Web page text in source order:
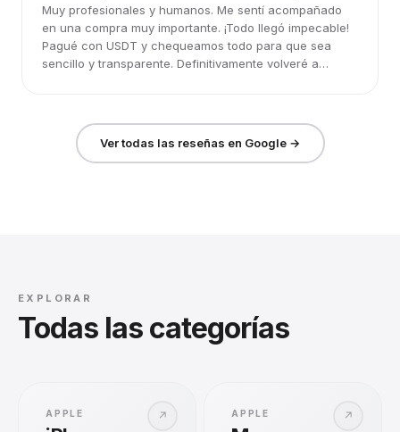
Muy profesionales y humanos. Me sentí acompañado
en una compra muy importante. ¡Todo llegó impecable!
Pagué con USDT y chequeamos todo para que sea
sencillo y transparente. Definitivamente volveré a
Ver todas las reseñas en Google →
EXPLORAR
Todas las categorías
↗
APPLE ↗
APPLE